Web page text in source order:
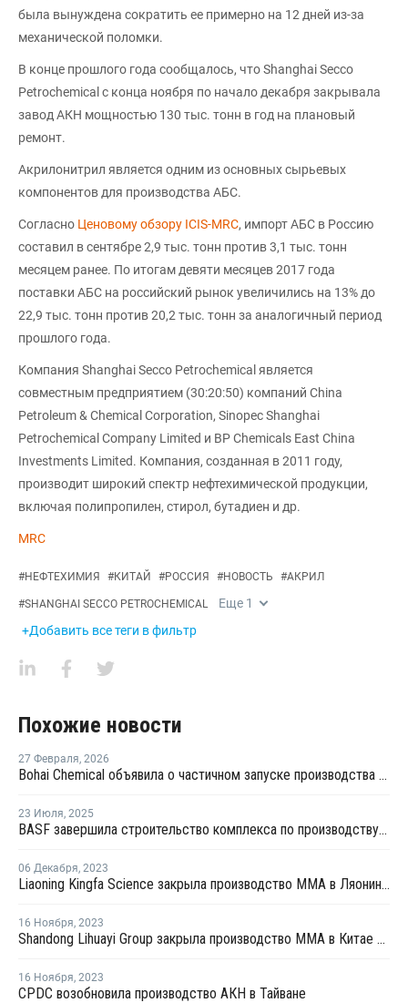
была вынуждена сократить ее примерно на 12 дней из-за
механической поломки.
В конце прошлого года сообщалось, что Shanghai Secco
Petrochemical с конца ноября по начало декабря закрывала
завод АКН мощностью 130 тыс. тонн в год на плановый
ремонт.
Акрилонитрил является одним из основных сырьевых
компонентов для производства АБС.
Согласно Ценовому обзору ICIS-MRC, импорт АБС в Россию
составил в сентябре 2,9 тыс. тонн против 3,1 тыс. тонн
месяцем ранее. По итогам девяти месяцев 2017 года
поставки АБС на российский рынок увеличились на 13% до
22,9 тыс. тонн против 20,2 тыс. тонн за аналогичный период
прошлого года.
Компания Shanghai Secco Petrochemical является
совместным предприятием (30:20:50) компаний China
Petroleum & Chemical Corporation, Sinopec Shanghai
Petrochemical Company Limited и BP Chemicals East China
Investments Limited. Компания, созданная в 2011 году,
производит широкий спектр нефтехимической продукции,
включая полипропилен, стирол, бутадиен и др.
MRC
#НЕФТЕХИМИЯ #КИТАЙ #РОССИЯ #НОВОСТЬ #АКРИЛ
#SHANGHAI SECCO PETROCHEMICAL Еще 1
+Добавить все теги в фильтр
Похожие новости
27 Февраля, 2026
Bohai Chemical объявила о частичном запуске производства акрилатов и суперабсорбирующих полимеров
23 Июля, 2025
BASF завершила строительство комплекса по производству акриловых продуктов в Китае
06 Декабря, 2023
Liaoning Kingfa Science закрыла производство ММА в Ляонине на ремонт
16 Ноября, 2023
Shandong Lihuayi Group закрыла производство ММА в Китае на ремонт
16 Ноября, 2023
CPDC возобновила производство АКН в Тайване